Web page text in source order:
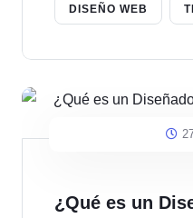
DISEÑO WEB
¿Qué es un